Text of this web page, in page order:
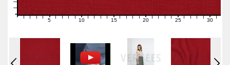
1 2 3 4 6 7 89 11121314 16171819 21222324 26272829 31